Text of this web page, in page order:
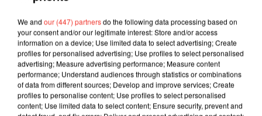
We and our (447) partnersdo the following data processing based on
your consent and/or our legitimate interest: Store and/or access
information on a device; Use limited data to select advertising; Create
profiles for personalised advertising; Use profiles to select personalised
advertising; Measure advertising performance; Measure content
performance; Understand audiences through statistics or combinations
of data from different sources; Develop and improve services; Create
profiles to personalise content; Use profiles to select personalised
content; Use limited data to select content; Ensure security, prevent and